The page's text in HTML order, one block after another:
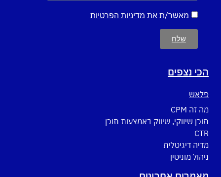
מאשר/ת את מדיניות הפרטיות
שלח
הכי נצפים
פלאש
מה זה CPM
תוכן שיווקי, שיווק באמצעות תוכן
CTR
מדיה דיגיטלית
ניהול מוניטין